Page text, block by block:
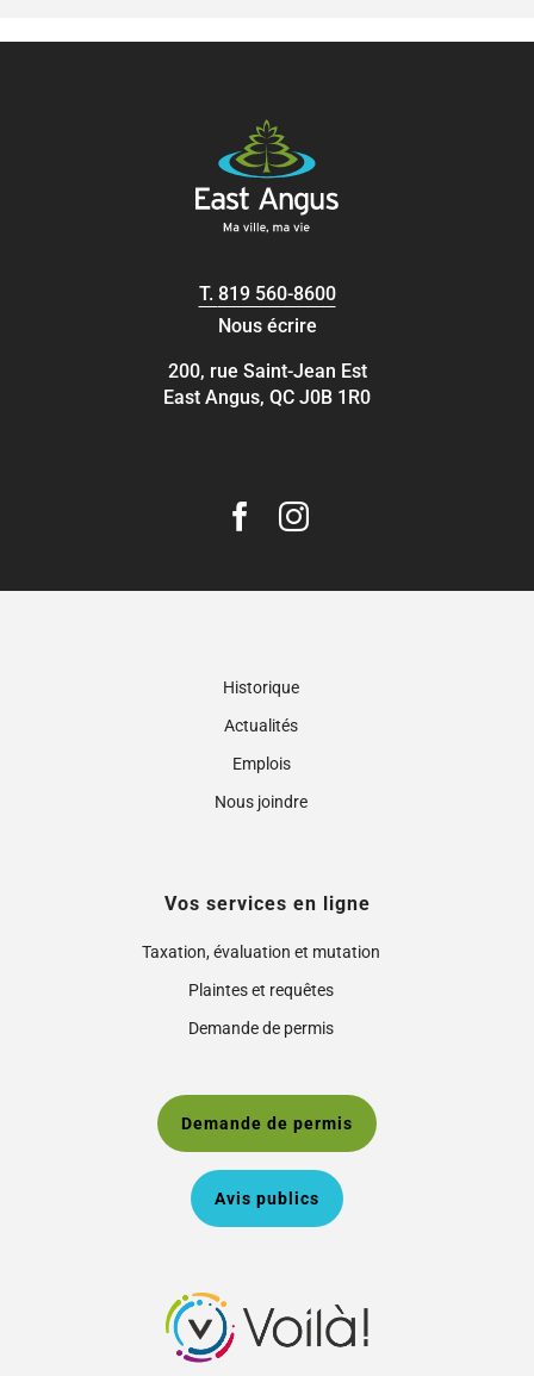
T. 819 560-8600
Nous écrire
200, rue Saint-Jean Est
East Angus, QC J0B 1R0
Historique
Actualités
Emplois
Nous joindre
Vos services en ligne
Taxation, évaluation et mutation
Plaintes et requêtes
Demande de permis
Demande de permis
Avis publics